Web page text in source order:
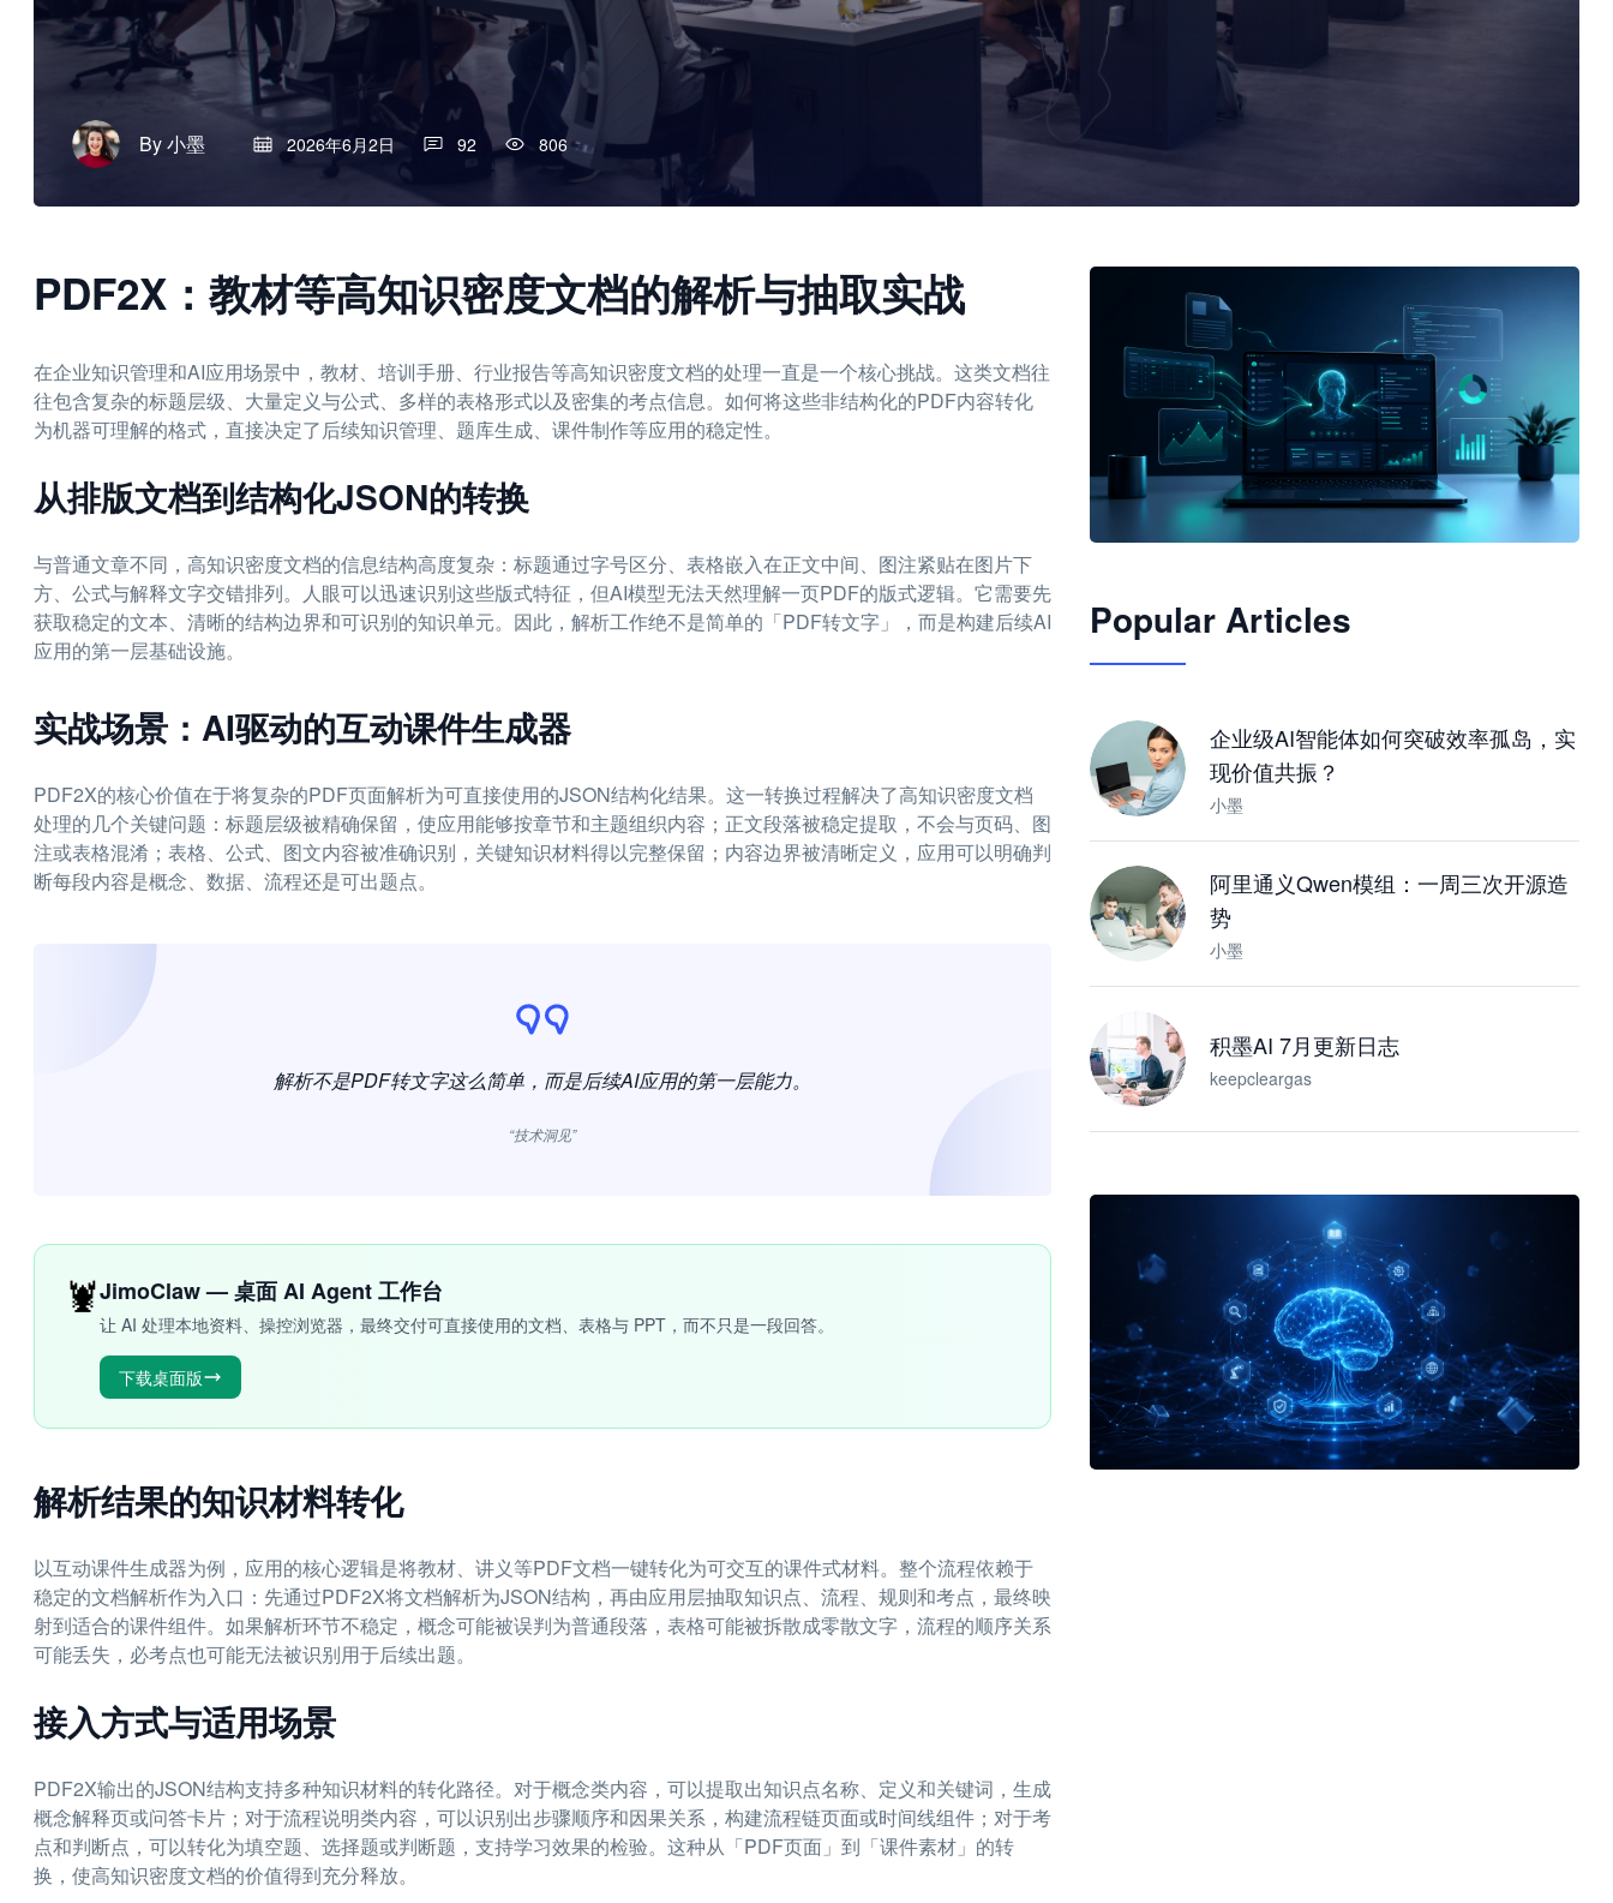
By小墨 2026年6月2日 92 806
PDF2X：教材等高知识密度文档的解析与抽取实战
在企业知识管理和AI应用场景中，教材、培训手册、行业报告等高知识密度文档的处理一直是一个核心挑战。这类文档往
往包含复杂的标题层级、大量定义与公式、多样的表格形式以及密集的考点信息。如何将这些非结构化的PDF内容转化
为机器可理解的格式，直接决定了后续知识管理、题库生成、课件制作等应用的稳定性。
从排版文档到结构化JSON的转换
与普通文章不同，高知识密度文档的信息结构高度复杂：标题通过字号区分、表格嵌入在正文中间、图注紧贴在图片下
方、公式与解释文字交错排列。人眼可以迅速识别这些版式特征，但AI模型无法天然理解一页PDF的版式逻辑。它需要先
获取稳定的文本、清晰的结构边界和可识别的知识单元。因此，解析工作绝不是简单的「PDF转文字」，而是构建后续AI
应用的第一层基础设施。
实战场景：AI驱动的互动课件生成器
PDF2X的核心价值在于将复杂的PDF页面解析为可直接使用的JSON结构化结果。这一转换过程解决了高知识密度文档
处理的几个关键问题：标题层级被精确保留，使应用能够按章节和主题组织内容；正文段落被稳定提取，不会与页码、图
注或表格混淆；表格、公式、图文内容被准确识别，关键知识材料得以完整保留；内容边界被清晰定义，应用可以明确判
断每段内容是概念、数据、流程还是可出题点。
解析不是PDF转文字这么简单，而是后续AI应用的第一层能力。
“技术洞见”
🦞JimoClaw — 桌面 AI Agent 工作台
让 AI 处理本地资料、操控浏览器，最终交付可直接使用的文档、表格与 PPT，而不只是一段回答。
下载桌面版
解析结果的知识材料转化
以互动课件生成器为例，应用的核心逻辑是将教材、讲义等PDF文档一键转化为可交互的课件式材料。整个流程依赖于
稳定的文档解析作为入口：先通过PDF2X将文档解析为JSON结构，再由应用层抽取知识点、流程、规则和考点，最终映
射到适合的课件组件。如果解析环节不稳定，概念可能被误判为普通段落，表格可能被拆散成零散文字，流程的顺序关系
可能丢失，必考点也可能无法被识别用于后续出题。
接入方式与适用场景
PDF2X输出的JSON结构支持多种知识材料的转化路径。对于概念类内容，可以提取出知识点名称、定义和关键词，生成
概念解释页或问答卡片；对于流程说明类内容，可以识别出步骤顺序和因果关系，构建流程链页面或时间线组件；对于考
点和判断点，可以转化为填空题、选择题或判断题，支持学习效果的检验。这种从「PDF页面」到「课件素材」的转
换，使高知识密度文档的价值得到充分释放。
JimoClaw 桌面 AI Agent 工作台
Popular Articles
企业级AI智能体如何突破效率孤岛，实
现价值共振？
小墨
阿里通义Qwen模组：一周三次开源造
势
小墨
积墨AI 7月更新日志
keepcleargas